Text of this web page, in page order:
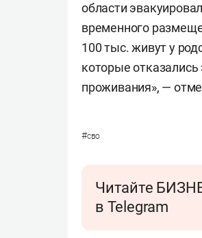
области
временного
100 тыс. живут у
которые
проживания», —
#сво
Читайте
в Telegram